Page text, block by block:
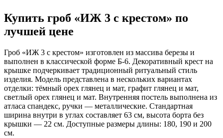
Купить гроб «ИЖ 3 с крестом» по
лучшей цене
Гроб «ИЖ 3 с крестом» изготовлен из массива березы и
выполнен в классической форме Б-6. Декоративный крест на
крышке подчеркивает традиционный ритуальный стиль
изделия. Модель представлена в нескольких вариантах
отделки: тёмный орех глянец и мат, графит глянец и мат,
светлый орех глянец и мат. Внутренняя постель выполнена из
атласа спандекс, ручки — металлические. Стандартная
ширина внутри в углах составляет 63 см, высота борта без
крышки — 22 см. Доступные размеры длины: 180, 190 и 200
см.